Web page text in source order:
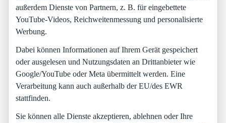
außerdem Dienste von Partnern, z. B. für eingebettete
YouTube-Videos, Reichweitenmessung und personalisierte
Werbung.
Dabei können Informationen auf Ihrem Gerät gespeichert
oder ausgelesen und Nutzungsdaten an Drittanbieter wie
Google/YouTube oder Meta übermittelt werden. Eine
Verarbeitung kann auch außerhalb der EU/des EWR
stattfinden.
Sie können alle Dienste akzeptieren, ablehnen oder Ihre